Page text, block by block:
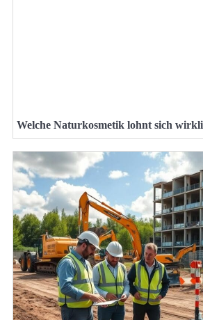
Welche Naturkosmetik lohnt sich